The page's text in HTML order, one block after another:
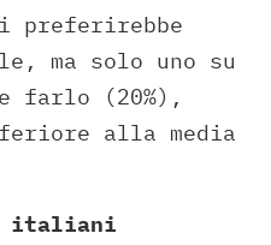
ma solo uno su
farlo (20%),
alla media
italiani